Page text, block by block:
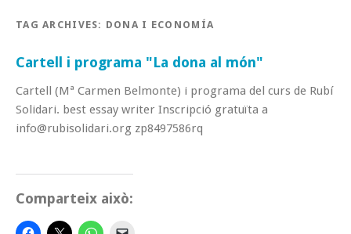
TAG ARCHIVES: DONA I ECONOMÍA
Cartell i programa "La dona al món"
Cartell (Mª Carmen Belmonte) i programa del curs de Rubí
Solidari. best essay writer Inscripció gratuïta a
info@rubisolidari.org zp8497586rq
Comparteix això: